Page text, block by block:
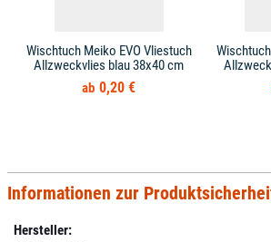
Wischtuch Meiko EVO Vliestuch
Allzweckvlies blau 38x40 cm
0,20 €
Informationen zur
Hersteller: